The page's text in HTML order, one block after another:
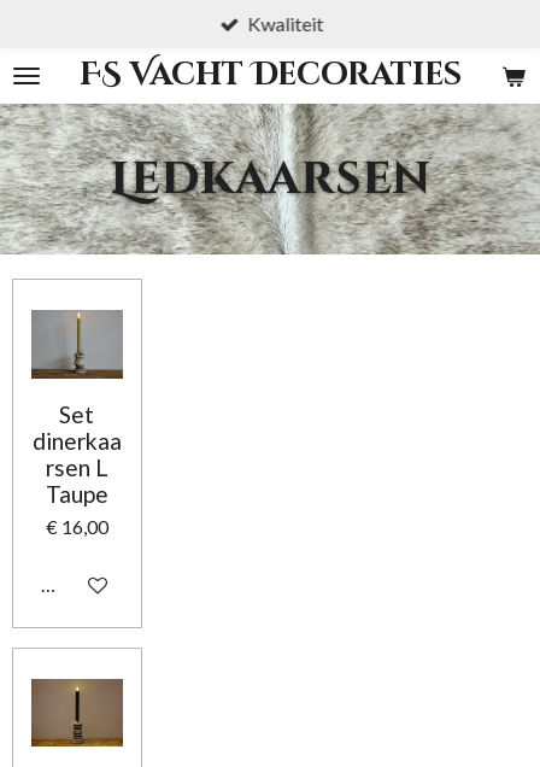
naar
de
hoofdinhoud
FS Vacht Decoraties
Kwaliteit
Ledkaarsen
Set
dinerkaa
rsen L
Taupe
€ 16,00
In winkelwagen